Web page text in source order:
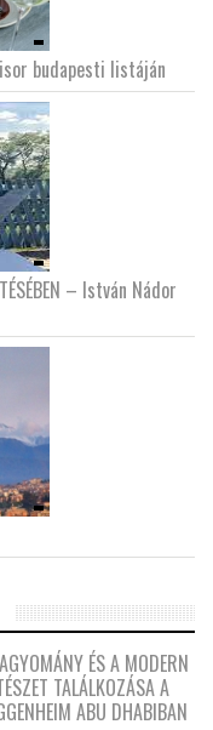
budapesti listáján
– István Nádor
ÉS A MODERN
TALÁLKOZÁSA A
ABU DHABIBAN